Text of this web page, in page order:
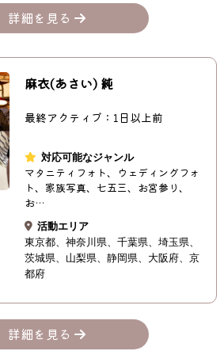
詳細を見る
麻衣(あさい) 純
最終アクティブ：1日以上前
対応可能なジャンル
マタニティフォト、ウェディングフォ
ト、家族写真、七五三、お宮参り、
お…
活動エリア
東京都
神奈川県 千葉県
埼玉県
茨城県
山梨県 静岡県 大阪府
京
都府
詳細を見る